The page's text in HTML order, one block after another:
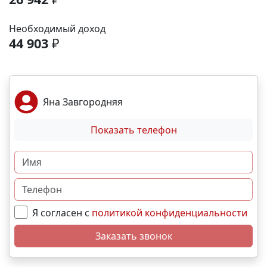
-12 минут. Выгодные условия покупки:
Беспроцентная рассрочка от застройщика;
Семейная, военная ,IT- ипотека; Материнский
нами прямо сейчас и мы подберем лучший вариант
именно для вас! N4769
Необходимый доход
44 903 ₽
Яна Завгородняя
Показать телефон
Я согласен с политикой конфиденциальности
Заказать звонок